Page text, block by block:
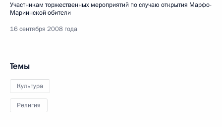
Участникам торжественных мероприятий по случаю открытия Марфо-
Мариинской обители
16 сентября 2008 года
Темы
Культура
Религия